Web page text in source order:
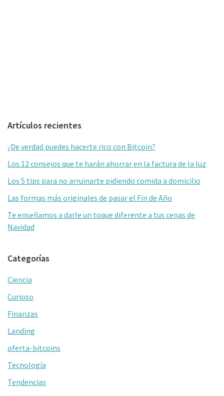
Barra
lateral
primaria
Artículos recientes
¿De verdad puedes hacerte rico con Bitcoin?
Los 12 consejos que te harán ahorrar en la factura de la luz
Los 5 tips para no arruinarte pidiendo comida a domicilio
Las formas más originales de pasar el Fin de Año
Te enseñamos a darle un toque diferente a tus cenas de
Navidad
Categorías
Ciencia
Curioso
Finanzas
Landing
oferta-bitcoins
Tecnología
Tendencias